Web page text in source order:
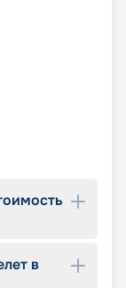
в